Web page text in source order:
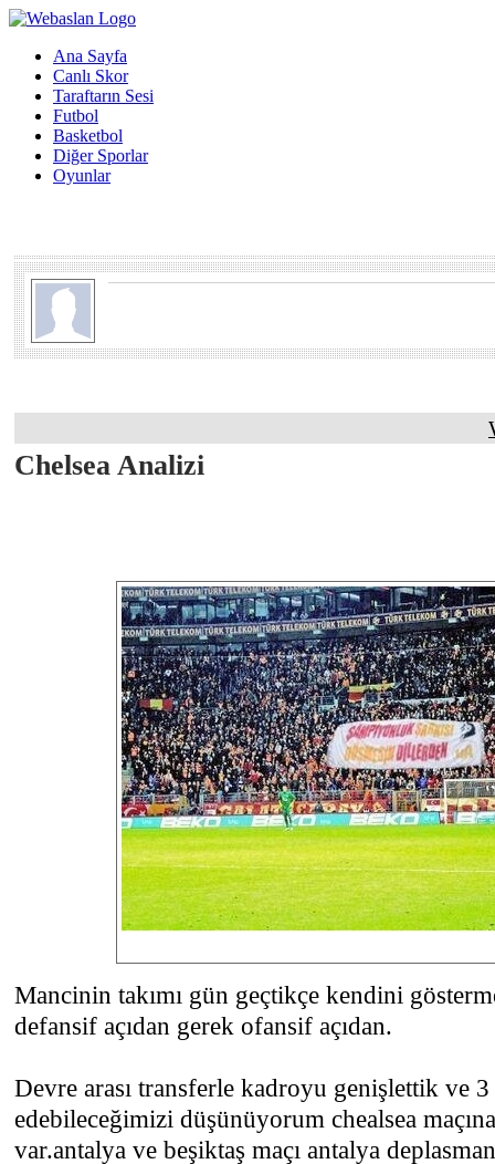
Ana Sayfa
Canlı Skor
Taraftarın Sesi
Futbol
Basketbol
Diğer Sporlar
Oyunlar
Chelsea Analizi
Mancinin takımı gün geçtikçe kendini
defansif açıdan gerek ofansif açıdan.
Devre arası transferle kadroyu genişlettik ve
edebileceğimizi düşünüyorum chealsea
var.antalya ve beşiktaş maçı antalya